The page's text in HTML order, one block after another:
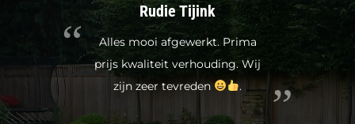
Rudie Tijink
Alles mooi afgewerkt. Prima
prijs kwaliteit verhouding. Wij
zijn zeer tevreden
.